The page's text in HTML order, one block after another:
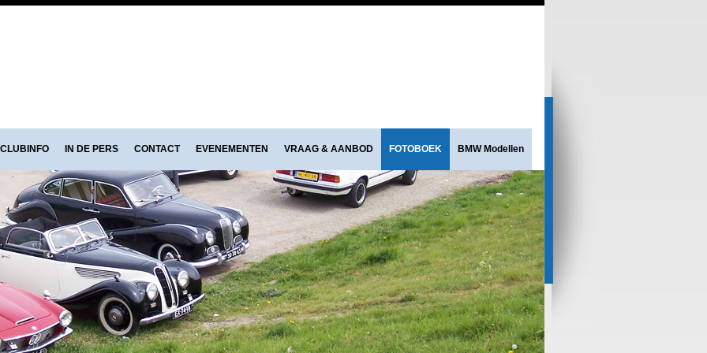
CLUBINFO IN DE PERS CONTACT EVENEMENTEN VRAAG & AANBOD FOTOBOEK BMW Modellen